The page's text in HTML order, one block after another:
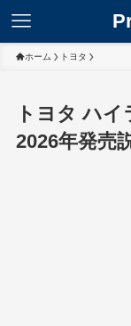
ホーム トヨタ
トヨタ ハイ
2026年発売